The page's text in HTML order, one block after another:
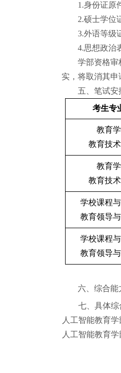
1.身份证原
2.硕士学位
3.外语等级
4.思想政治
学部资格审
实，将取消其申
五、笔试安
考生专
教育学
教育技
教育学
教育技
学校课程
教育领导
学校课程
教育领导
六、综合能
七、具体综
人工智能教育学
人工智能教育